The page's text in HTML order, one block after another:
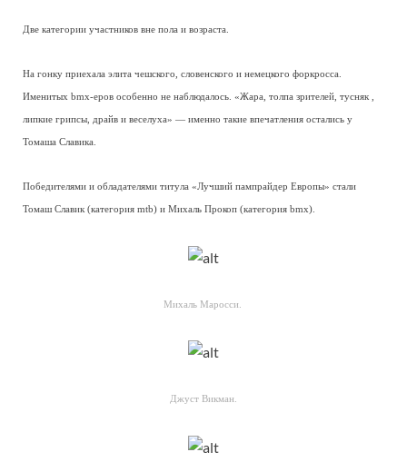
Две категории участников вне пола и возраста.
На гонку приехала элита чешского, словенского и немецкого форкросса.
Именитых bmx-еров особенно не наблюдалось. «Жара, толпа зрителей, тусняк ,
липкие грипсы, драйв и веселуха» — именно такие впечатления остались у
Томаша Славика.
Победителями и обладателями титула «Лучший пампрайдер Европы» стали
Томаш Славик (категория mtb) и Михаль Прокоп (категория bmx).
Михаль Маросси.
Джуст Викман.